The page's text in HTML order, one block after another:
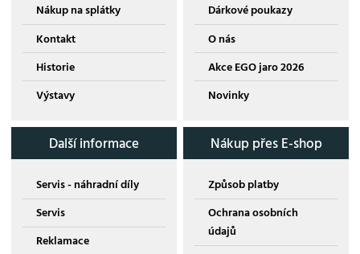
Nákup na splátky
Kontakt
Historie
Výstavy
Dárkové poukazy
O nás
Akce EGO jaro 2026
Novinky
Další informace
Servis - náhradní díly
Servis
Reklamace
Nákup přes E-shop
Způsob platby
Ochrana osobních
údajů